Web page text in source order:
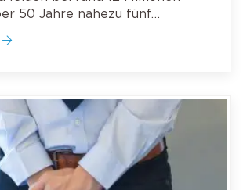
50 Jahre nahezu fünf…